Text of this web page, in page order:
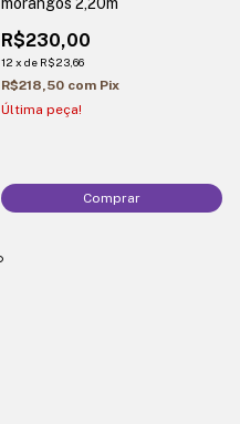
morangos 2,20m
R$230,00
12 x de R$23,66
R$218,50 com Pix
Última peça!
Comprar